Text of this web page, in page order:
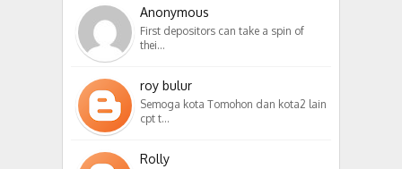
Anonymous
First depositors can take a spin of
thei…
roy bulur
Semoga kota Tomohon dan kota2 lain
cpt t…
Rolly